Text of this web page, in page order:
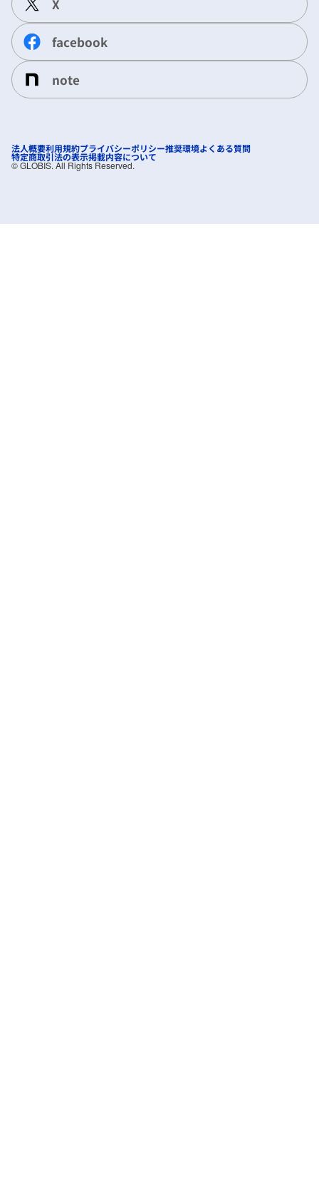
X
facebook
note
法人概要利用規約プライバシーポリシー推奨環境よくある質問
特定商取引法の表示掲載内容について
©︎ GLOBIS. All Rights Reserved.